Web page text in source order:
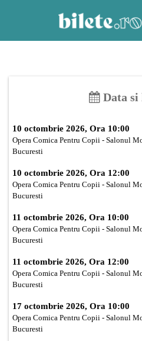
Data si
10 octombrie 2026, Ora 10:00
Opera Comica Pentru Copii - Salonul
Bucuresti
10 octombrie 2026, Ora 12:00
Opera Comica Pentru Copii - Salonul
Bucuresti
11 octombrie 2026, Ora 10:00
Opera Comica Pentru Copii - Salonul
Bucuresti
11 octombrie 2026, Ora 12:00
Opera Comica Pentru Copii - Salonul
Bucuresti
17 octombrie 2026, Ora 10:00
Opera Comica Pentru Copii - Salonul
Bucuresti